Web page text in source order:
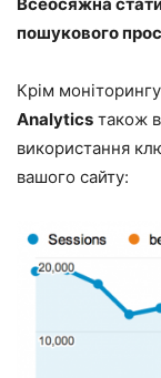
пошукового
Крім
Analytics також
використання
вашого сайту: